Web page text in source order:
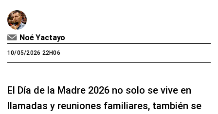
Noé Yactayo
10/05/2026 22H06
El Día de la Madre 2026 no solo se vive en
llamadas y reuniones familiares, también se